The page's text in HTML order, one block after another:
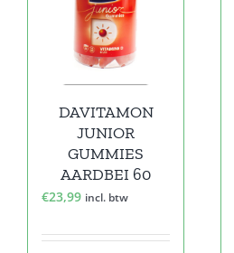
DAVITAMON
JUNIOR
GUMMIES
AARDBEI 60
€23,99 incl. btw